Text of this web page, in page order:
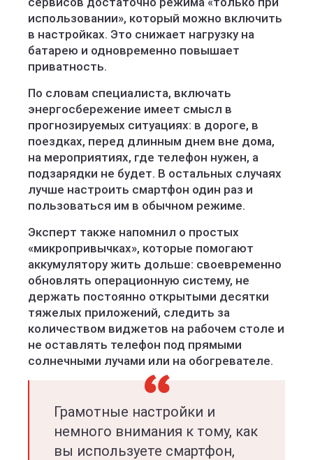
использовании», который можно включить
в настройках. Это снижает нагрузку на
батарею и одновременно повышает
приватность.
По словам специалиста, включать
энергосбережение имеет смысл в
прогнозируемых ситуациях: в дороге, в
поездках, перед длинным днем вне дома,
на мероприятиях, где телефон нужен, а
подзарядки не будет. В остальных случаях
лучше настроить смартфон один раз и
пользоваться им в обычном режиме.
Эксперт также напомнил о простых
«микропривычках», которые помогают
аккумулятору жить дольше: своевременно
обновлять операционную систему, не
держать постоянно открытыми десятки
тяжелых приложений, следить за
количеством виджетов на рабочем столе и
не оставлять телефон под прямыми
солнечными лучами или на обогревателе.
Грамотные настройки и
немного внимания к тому, как
вы используете смартфон,